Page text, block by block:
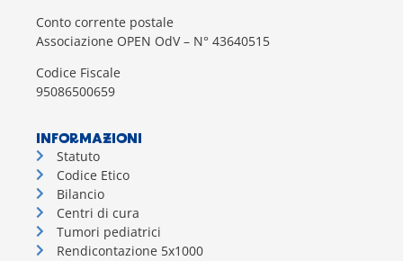
Conto corrente postale
Associazione OPEN OdV – N° 43640515
Codice Fiscale
95086500659
INFORMAZIONI
Statuto
Codice Etico
Bilancio
Centri di cura
Tumori pediatrici
Rendicontazione 5x1000